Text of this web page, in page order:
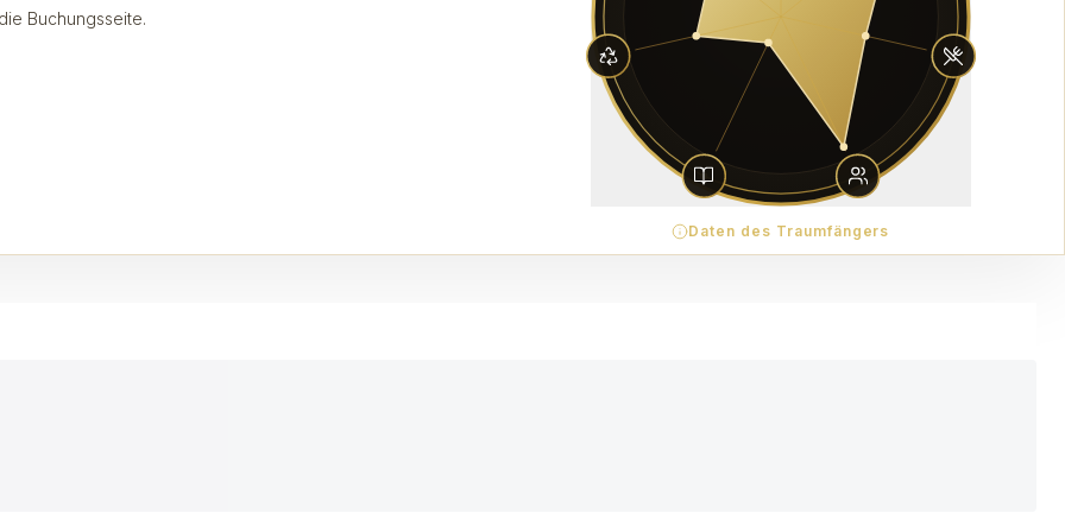
Buchungsseite.
Daten des Traumfängers